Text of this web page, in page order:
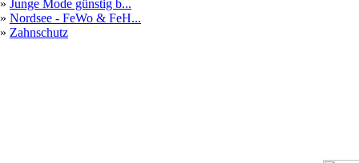
» Junge Mode günstig b...
» Nordsee - FeWo & FeH...
» Zahnschutz